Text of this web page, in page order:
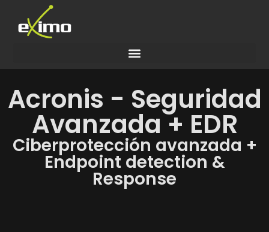
Acronis - Seguridad
Avanzada + EDR
Ciberprotección avanzada +
Endpoint detection &
Response